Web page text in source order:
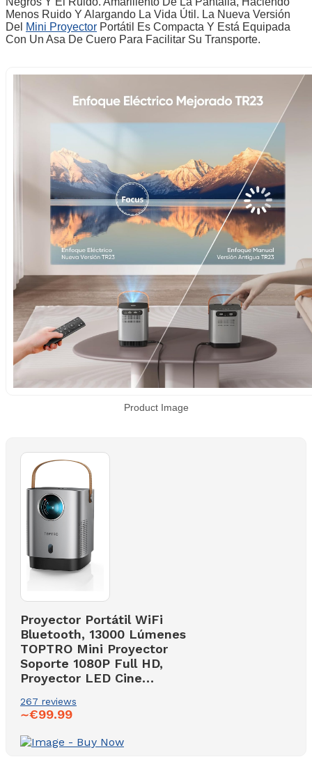
Menos Ruido Y Alargando La Vida Útil. La Nueva Versión
Del Mini Proyector Portátil Es Compacta Y Está Equipada
Con Un Asa De Cuero Para Facilitar Su Transporte.
Product Image
Proyector Portátil WiFi
Bluetooth, 13000 Lúmenes
TOPTRO Mini Proyector
Soporte 1080P Full HD,
Proyector LED Cine…
267 reviews
∼€99.99